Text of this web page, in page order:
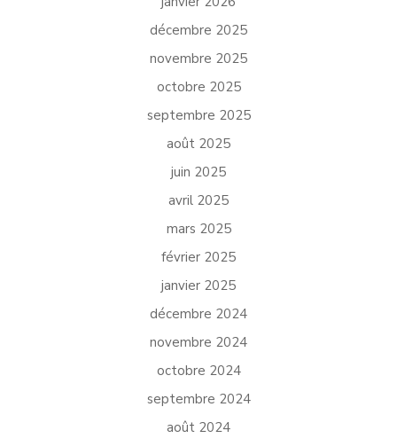
décembre 2025
novembre 2025
octobre 2025
septembre 2025
août 2025
juin 2025
avril 2025
mars 2025
février 2025
janvier 2025
décembre 2024
novembre 2024
octobre 2024
septembre 2024
août 2024